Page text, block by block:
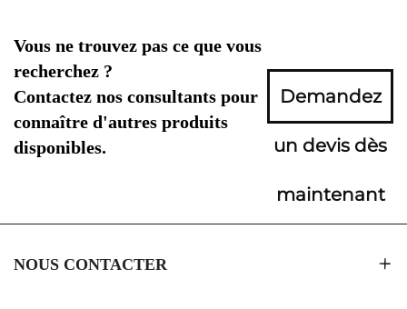
Vous ne trouvez pas ce que vous
recherchez ?
Contactez nos consultants pour
connaître d'autres produits
disponibles.
Demandez
un devis dès
maintenant
NOUS CONTACTER